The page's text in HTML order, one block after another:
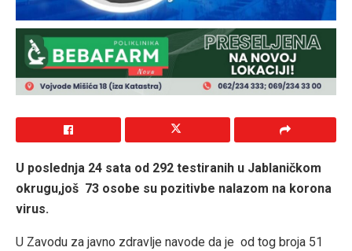
U poslednja 24 sata od 292 testiranih u Jablaničkom
okrugu,još 73 osobe su pozitivbe nalazom na korona
virus.
U Zavodu za javno zdravlje navode da je od tog broja 51